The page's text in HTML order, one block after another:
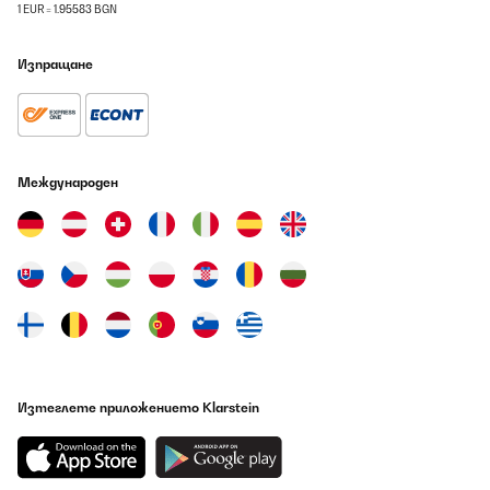
1 EUR = 1.95583 BGN
Изпращане
Международен
Изтеглете приложението Klarstein